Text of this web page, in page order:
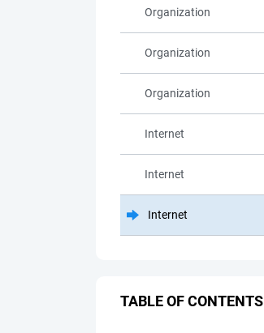
Organization
Organization
Organization
Internet
Internet
Internet
TABLE OF CONTENTS